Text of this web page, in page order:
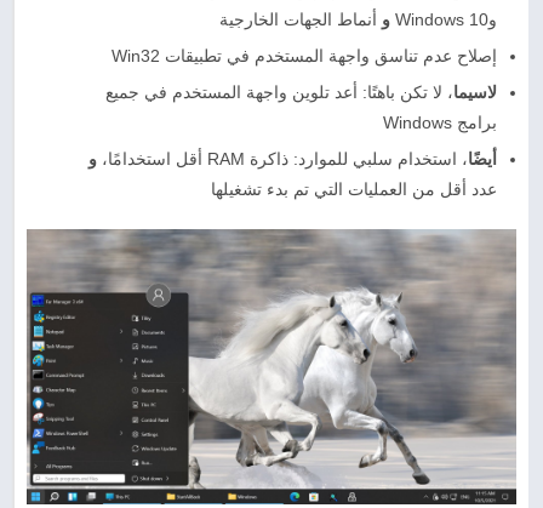
وWindows 10
و أنماط الجهات الخارجية
إصلاح عدم تناسق واجهة المستخدم في تطبيقات Win32
لاسيما، لا تكن باهتًا: أعد تلوين واجهة المستخدم في جميع
برامج Windows
أيضًا، استخدام سلبي للموارد: ذاكرة RAM أقل استخدامًا،
و
عدد أقل من العمليات التي تم بدء تشغيلها